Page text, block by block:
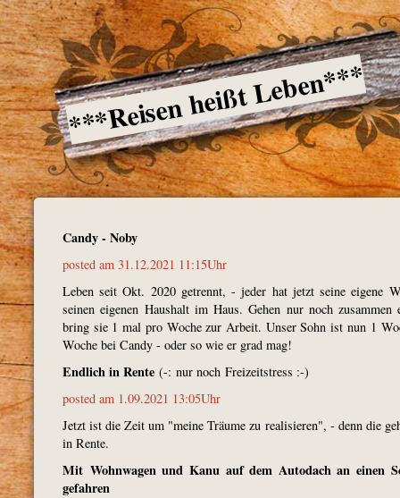
***Reisen heißt Leben***
Candy - Noby
posted am 31.12.2021 11:15Uhr
Leben seit Okt. 2020 getrennt, - jeder hat jetzt seine eigene
seinen eigenen Haushalt im Haus. Gehen nur noch zusammen
bring sie 1 mal pro Woche zur Arbeit. Unser Sohn ist nun 1
Woche bei Candy - oder so wie er grad mag!
Endlich in Rente (-: nur noch Freizeitstress :-)
posted am 1.09.2021 13:05Uhr
Jetzt ist die Zeit um "meine Träume zu realisieren", - denn die
in Rente.
Mit Wohnwagen und Kanu auf dem Autodach an einen
gefahren